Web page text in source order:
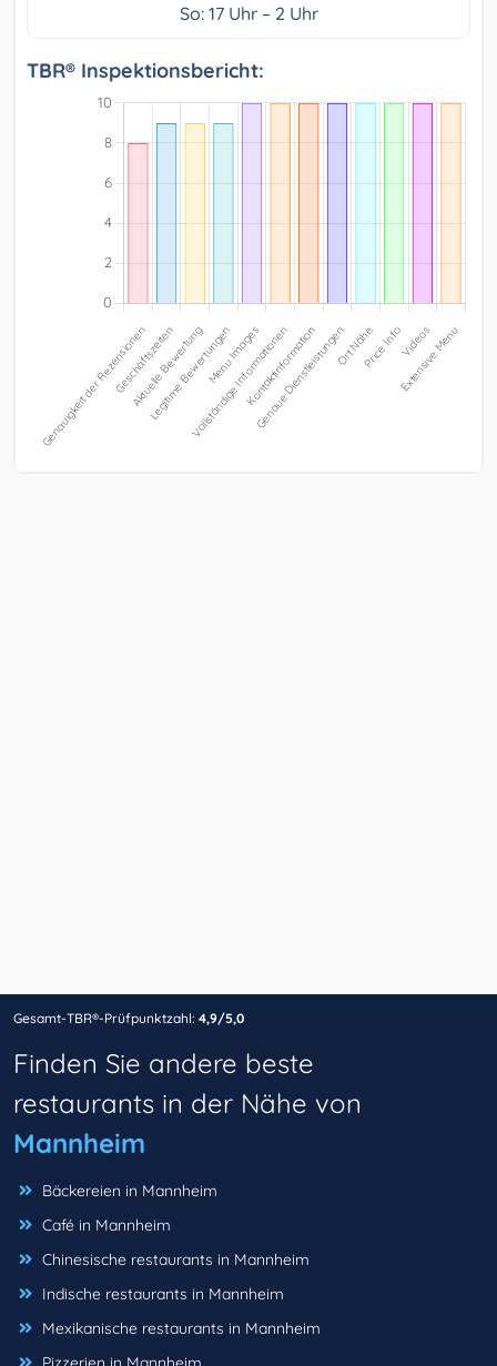
So: 17 Uhr – 2 Uhr
TBR® Inspektionsbericht:
Gesamt-TBR®-Prüfpunktzahl: 4,9/5,0
Finden Sie andere beste
restaurants in der Nähe von
Mannheim
Bäckereien in Mannheim
Café in Mannheim
Chinesische restaurants in Mannheim
Indische restaurants in Mannheim
Mexikanische restaurants in Mannheim